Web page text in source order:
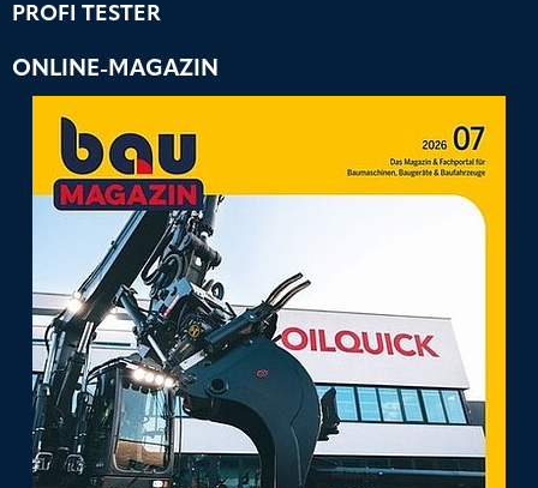
PROFI TESTER
ONLINE-MAGAZIN